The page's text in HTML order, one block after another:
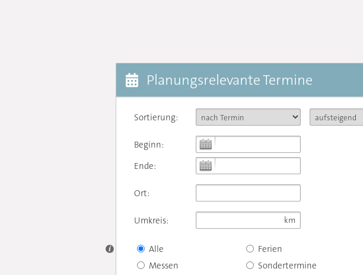
Planungsrelevante Termine
Sortierung:
Beginn:
Ende:
Ort:
Umkreis:
Alle
Messen
Ferien
Sondertermine